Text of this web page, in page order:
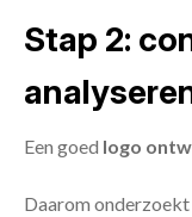
Stap 2:
Een goed logo
Daarom onderzoekt